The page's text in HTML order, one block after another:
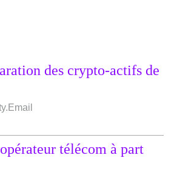
des crypto-actifs de
télécom à part